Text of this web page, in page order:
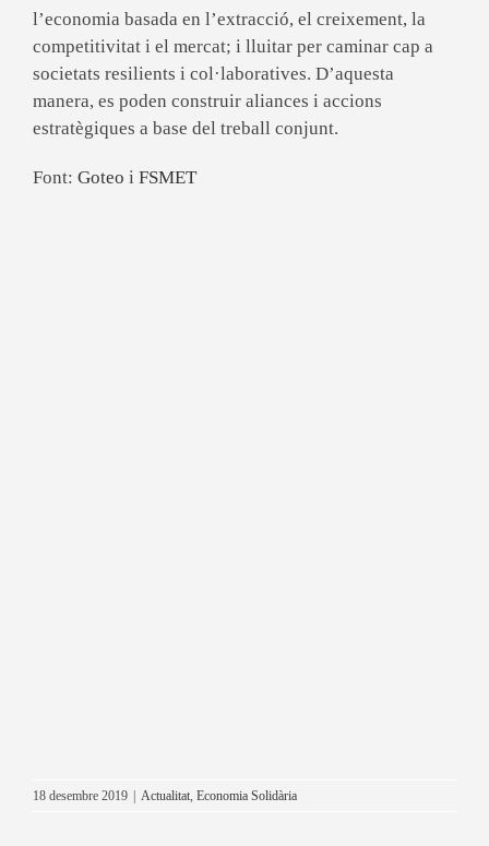
l’economia basada en l’extracció, el creixement, la
competitivitat i el mercat; i lluitar per caminar cap a
societats resilients i col·laboratives. D’aquesta
manera, es poden construir aliances i accions
estratègiques a base del treball conjunt.
Font: Goteo i FSMET
18 desembre 2019 Actualitat, Economia Solidària